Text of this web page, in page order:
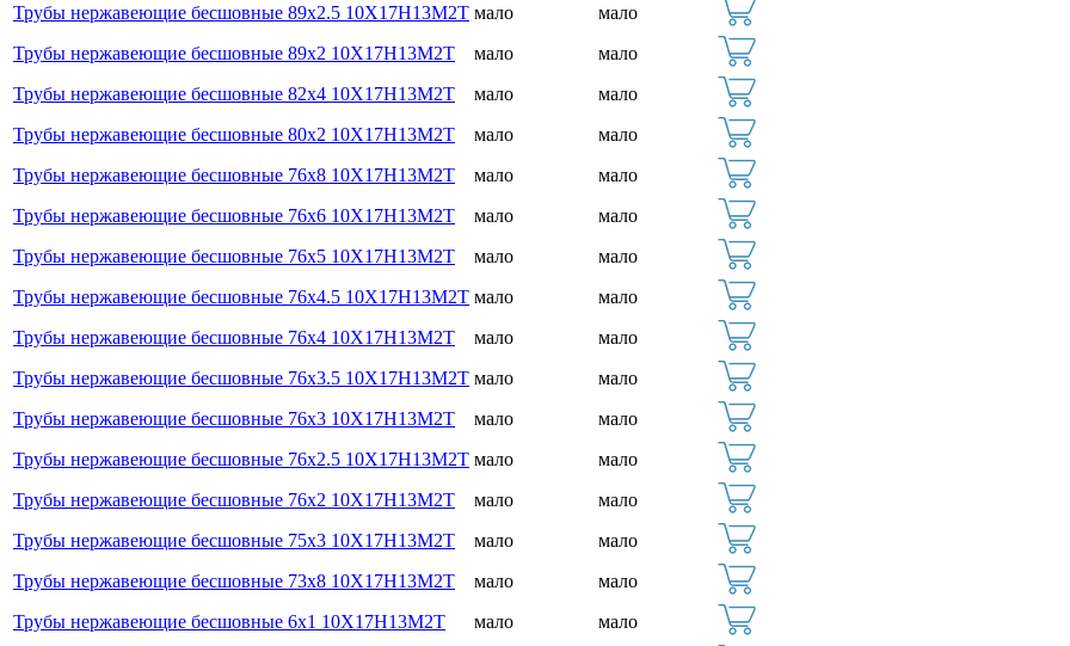
Трубы нержавеющие бесшовные 89х2.5 10Х17Н13М2Т мало
мало
Трубы нержавеющие бесшовные 89х2 10Х17Н13М2Т
мало
мало
Трубы нержавеющие бесшовные 82х4 10Х17Н13М2Т
мало
мало
Трубы нержавеющие бесшовные 80х2 10Х17Н13М2Т
мало
мало
Трубы нержавеющие бесшовные 76х8 10Х17Н13М2Т
мало
мало
Трубы нержавеющие бесшовные 76х6 10Х17Н13М2Т
мало
мало
Трубы нержавеющие бесшовные 76х5 10Х17Н13М2Т
мало
мало
Трубы нержавеющие бесшовные 76х4.5 10Х17Н13М2Т мало
мало
Трубы нержавеющие бесшовные 76х4 10Х17Н13М2Т
мало
мало
Трубы нержавеющие бесшовные 76х3.5 10Х17Н13М2Т мало
мало
Трубы нержавеющие бесшовные 76х3 10Х17Н13М2Т
мало
мало
Трубы нержавеющие бесшовные 76х2.5 10Х17Н13М2Т мало
мало
Трубы нержавеющие бесшовные 76х2 10Х17Н13М2Т
мало
мало
Трубы нержавеющие бесшовные 75х3 10Х17Н13М2Т
мало
мало
Трубы нержавеющие бесшовные 73х8 10Х17Н13М2Т
мало
мало
Трубы нержавеющие бесшовные 6х1 10Х17Н13М2Т
мало
мало